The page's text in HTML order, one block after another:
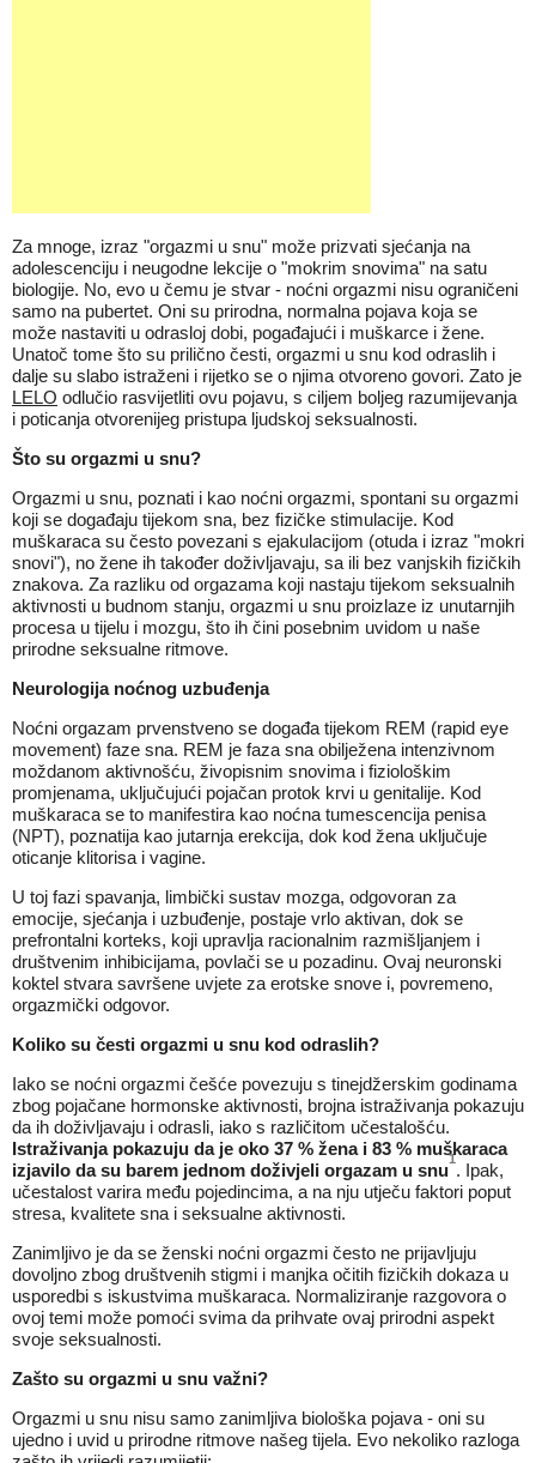
Za mnoge, izraz "orgazmi u snu" može prizvati sjećanja na
adolescenciju i neugodne lekcije o "mokrim snovima" na satu
biologije. No, evo u čemu je stvar - noćni orgazmi nisu ograničeni
samo na pubertet. Oni su prirodna, normalna pojava koja se
može nastaviti u odrasloj dobi, pogađajući i muškarce i žene.
Unatoč tome što su prilično česti, orgazmi u snu kod odraslih i
dalje su slabo istraženi i rijetko se o njima otvoreno govori. Zato je
LELO odlučio rasvijetliti ovu pojavu, s ciljem boljeg razumijevanja
i poticanja otvorenijeg pristupa ljudskoj seksualnosti.
Što su orgazmi u snu?
Orgazmi u snu, poznati i kao noćni orgazmi, spontani su orgazmi
koji se događaju tijekom sna, bez fizičke stimulacije. Kod
muškaraca su često povezani s ejakulacijom (otuda i izraz "mokri
snovi"), no žene ih također doživljavaju, sa ili bez vanjskih fizičkih
znakova. Za razliku od orgazama koji nastaju tijekom seksualnih
aktivnosti u budnom stanju, orgazmi u snu proizlaze iz unutarnjih
procesa u tijelu i mozgu, što ih čini posebnim uvidom u naše
prirodne seksualne ritmove.
Neurologija noćnog uzbuđenja
Noćni orgazam prvenstveno se događa tijekom REM (rapid eye
movement) faze sna. REM je faza sna obilježena intenzivnom
moždanom aktivnošću, živopisnim snovima i fiziološkim
promjenama, uključujući pojačan protok krvi u genitalije. Kod
muškaraca se to manifestira kao noćna tumescencija penisa
(NPT), poznatija kao jutarnja erekcija, dok kod žena uključuje
oticanje klitorisa i vagine.
U toj fazi spavanja, limbički sustav mozga, odgovoran za
emocije, sjećanja i uzbuđenje, postaje vrlo aktivan, dok se
prefrontalni korteks, koji upravlja racionalnim razmišljanjem i
društvenim inhibicijama, povlači se u pozadinu. Ovaj neuronski
koktel stvara savršene uvjete za erotske snove i, povremeno,
orgazmički odgovor.
Koliko su česti orgazmi u snu kod odraslih?
Iako se noćni orgazmi češće povezuju s tinejdžerskim godinama
zbog pojačane hormonske aktivnosti, brojna istraživanja pokazuju
da ih doživljavaju i odrasli, iako s različitom učestalošću.
Istraživanja pokazuju da je oko 37 % žena i 83 % muškaraca
izjavilo da su barem jednom doživjeli orgazam u snu
1
. Ipak,
učestalost varira među pojedincima, a na nju utječu faktori poput
stresa, kvalitete sna i seksualne aktivnosti.
Zanimljivo je da se ženski noćni orgazmi često ne prijavljuju
dovoljno zbog društvenih stigmi i manjka očitih fizičkih dokaza u
usporedbi s iskustvima muškaraca. Normaliziranje razgovora o
ovoj temi može pomoći svima da prihvate ovaj prirodni aspekt
svoje seksualnosti.
Zašto su orgazmi u snu važni?
Orgazmi u snu nisu samo zanimljiva biološka pojava - oni su
ujedno i uvid u prirodne ritmove našeg tijela. Evo nekoliko razloga